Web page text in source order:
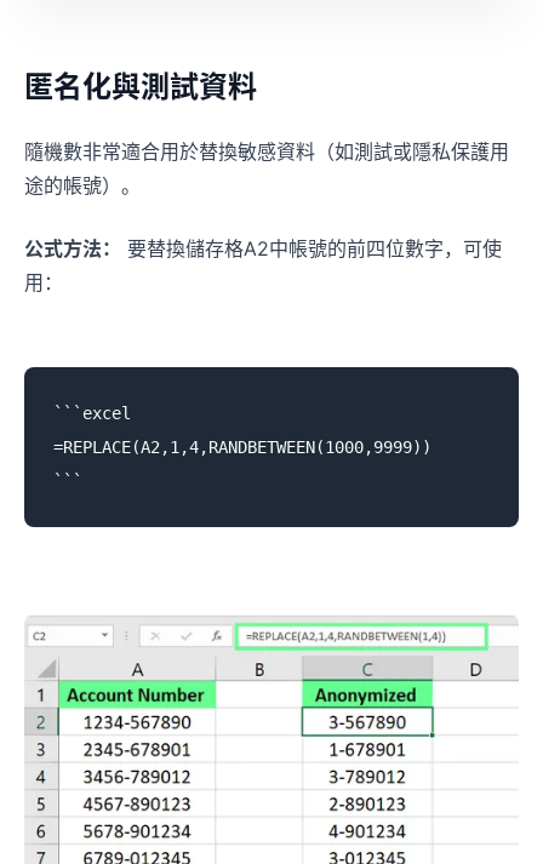
匿名化與測試資料
隨機數非常適合用於替換敏感資料（如測試或隱私保護用
途的帳號）。
公式方法：
要替換儲存格A2中帳號的前四位數字，可使
用：
```excel
=REPLACE(A2,1,4,RANDBETWEEN(1000,9999))